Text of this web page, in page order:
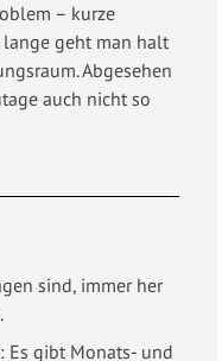
– kurze
lange geht man halt
Abgesehen
auch nicht so
sind, immer her
Es gibt Monats- und